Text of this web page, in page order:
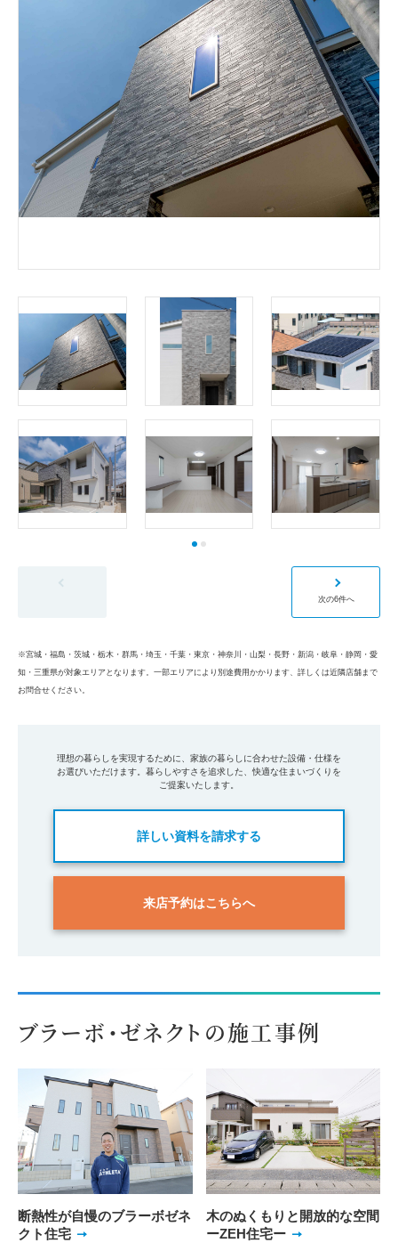
次の6件へ
※宮城・福島・茨城・栃木・群馬・埼玉・千葉・東京・神奈川・山梨・長野・新潟・岐阜・静岡・愛
知・三重県が対象エリアとなります。 一部エリアにより別途費用かかります、詳しくは近隣店舗まで
お問合せください。
理想の暮らしを実現するために、家族の暮らしに合わせた設備・仕様を
お選びいただけます。暮らしやすさを追求した、快適な住まいづくりを
ご提案いたします。
詳しい資料を請求する
来店予約はこちらへ
ブラーボ・ゼネクトの施工事例
断熱性が自慢のブラーボゼネ
クト住宅
木のぬくもりと開放的な空間
ーZEH住宅ー